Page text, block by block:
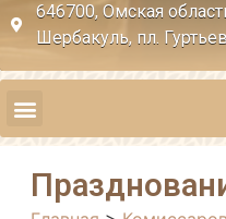
646700, Омская
Шербакуль, пл.